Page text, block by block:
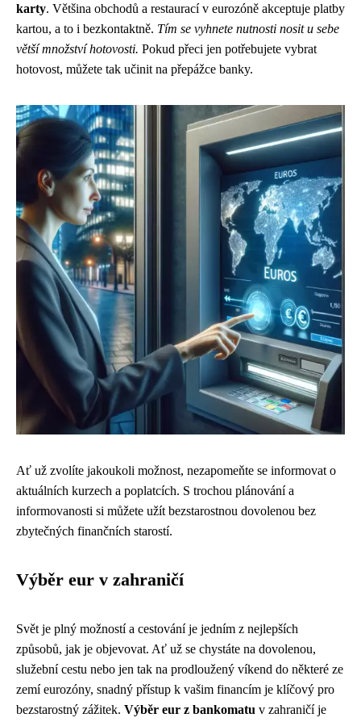
karty. Většina obchodů a restaurací v eurozóně akceptuje platby
kartou, a to i bezkontaktně. Tím se vyhnete nutnosti nosit u sebe
větší množství hotovosti. Pokud přeci jen potřebujete vybrat
hotovost, můžete tak učinit na přepážce banky.
Ať už zvolíte jakoukoli možnost, nezapomeňte se informovat o
aktuálních kurzech a poplatcích. S trochou plánování a
informovanosti si můžete užít bezstarostnou dovolenou bez
zbytečných finančních starostí.
Výběr eur v zahraničí
Svět je plný možností a cestování je jedním z nejlepších
způsobů, jak je objevovat. Ať už se chystáte na dovolenou,
služební cestu nebo jen tak na prodloužený víkend do některé ze
zemí eurozóny, snadný přístup k vašim financím je klíčový pro
bezstarostný zážitek. Výběr eur z bankomatu v zahraničí je